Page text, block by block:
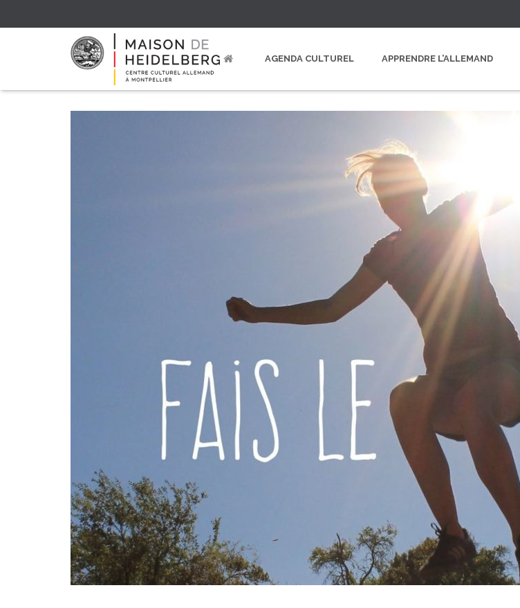
AGENDA CULTUREL APPRENDRE L’ALLEMAND